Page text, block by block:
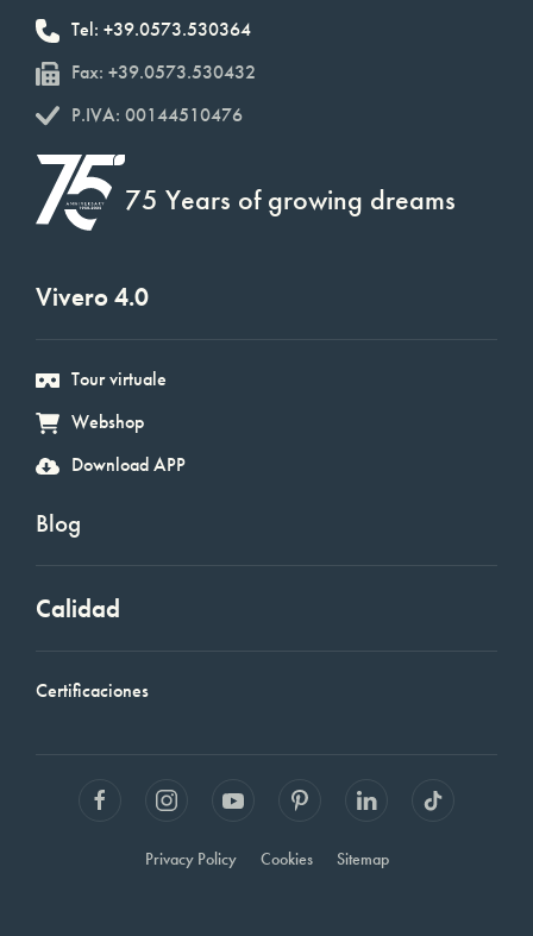
Tel: +39.0573.530364
Fax: +39.0573.530432
P.IVA: 00144510476
75 Years of growing dreams
Vivero 4.0
Tour virtuale
Webshop
Download APP
Blog
Calidad
Certificaciones
Privacy Policy Cookies Sitemap